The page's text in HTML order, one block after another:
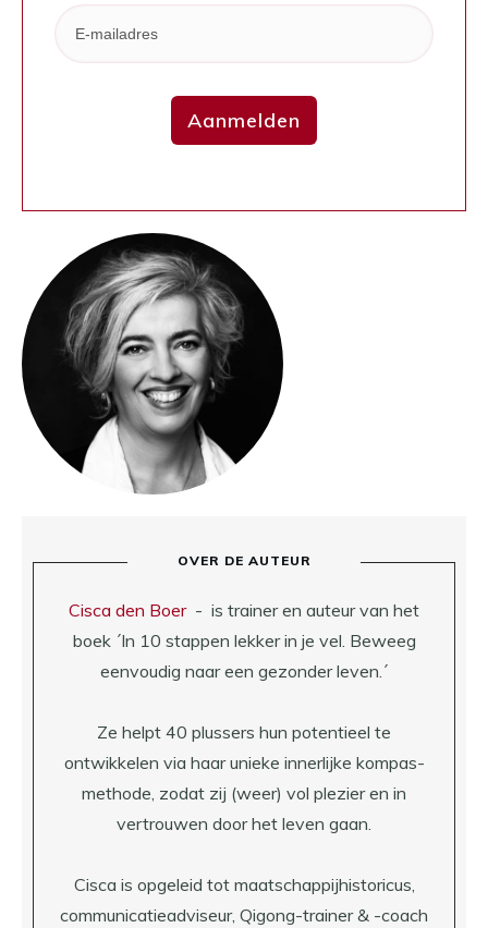
Aanmelden
OVER DE AUTEUR
Cisca den Boer- is trainer en auteur van het
boek ´In 10 stappen lekker in je vel. Beweeg
eenvoudig naar een gezonder leven.´
Ze helpt 40 plussers hun potentieel te
ontwikkelen via haar unieke innerlijke kompas-
methode, zodat zij (weer) vol plezier en in
vertrouwen door het leven gaan.
Cisca is opgeleid tot maatschappijhistoricus,
communicatieadviseur, Qigong-trainer & -coach